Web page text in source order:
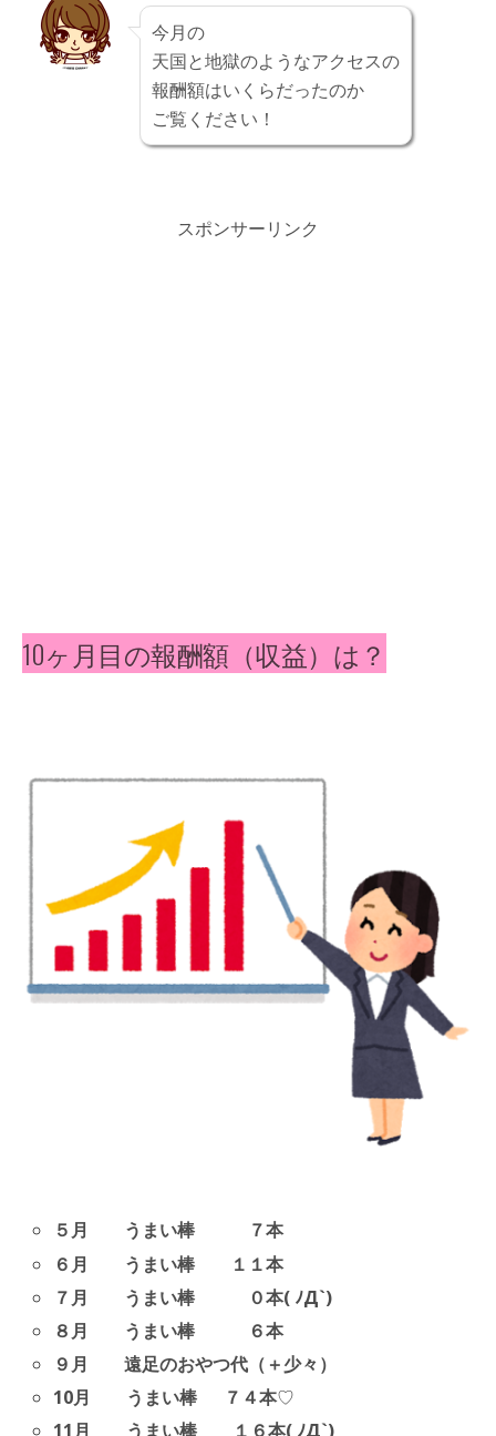
今月の
天国と地獄のようなアクセスの
報酬額はいくらだったのか
ご覧ください！
スポンサーリンク
10ヶ月目の報酬額（収益）は？
５月 うまい棒 ７本
６月 うまい棒 １１本
７月 うまい棒 ０本( ﾉД`)
８月 うまい棒 ６本
９月 遠足のおやつ代（＋少々）
10月 うまい棒 ７４本♡
11月 うまい棒 １６本( ﾉД`)